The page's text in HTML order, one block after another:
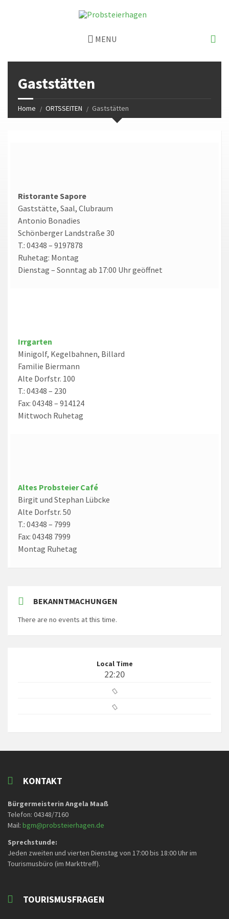
MENU
Gaststätten
Home ORTSSEITEN Gaststätten
Ristorante Sapore
Gaststätte, Saal, Clubraum
Antonio Bonadies
Schönberger Landstraße 30
T.: 04348 – 9197878
Ruhetag: Montag
Dienstag – Sonntag ab 17:00 Uhr geöffnet
Irrgarten
Minigolf, Kegelbahnen, Billard
Familie Biermann
Alte Dorfstr. 100
T.: 04348 – 230
Fax: 04348 – 914124
Mittwoch Ruhetag
Altes Probsteier Café
Birgit und Stephan Lübcke
Alte Dorfstr. 50
T.: 04348 – 7999
Fax: 04348 7999
Montag Ruhetag
BEKANNTMACHUNGEN
There are no events at this time.
Local Time
22:20
KONTAKT
Bürgermeisterin Angela Maaß
Telefon: 04348/7160
Mail: bgm@probsteierhagen.de
Sprechstunde:
Jeden zweiten und vierten Dienstag von 17:00 bis 18:00 Uhr im
Tourismusbüro (im Markttreff).
TOURISMUSFRAGEN